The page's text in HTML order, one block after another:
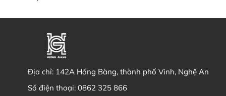
Địa chỉ: 142A Hồng Bàng, thành phố Vinh, Nghệ An
Số điện thoại: 0862 325 866